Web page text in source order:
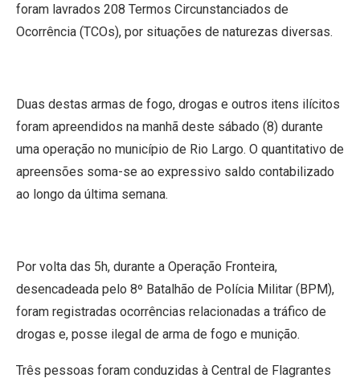
foram lavrados 208 Termos Circunstanciados de
Ocorrência (TCOs), por situações de naturezas diversas.
Duas destas armas de fogo, drogas e outros itens ilícitos
foram apreendidos na manhã deste sábado (8) durante
uma operação no município de Rio Largo. O quantitativo de
apreensões soma-se ao expressivo saldo contabilizado
ao longo da última semana.
Por volta das 5h, durante a Operação Fronteira,
desencadeada pelo 8º Batalhão de Polícia Militar (BPM),
foram registradas ocorrências relacionadas a tráfico de
drogas e, posse ilegal de arma de fogo e munição.
Três pessoas foram conduzidas à Central de Flagrantes